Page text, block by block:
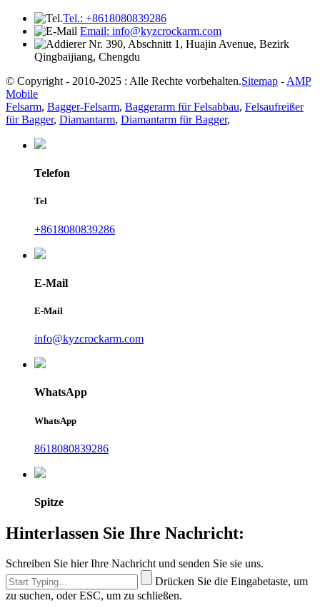
Tel.: +8618080839286
Email: info@kyzcrockarm.com
Nr. 390, Abschnitt 1, Huajin Avenue, Bezirk
Qingbaijiang, Chengdu
© Copyright - 2010-2025 : Alle Rechte vorbehalten.Sitemap - AMP
Mobile
Felsarm, Bagger-Felsarm, Baggerarm für Felsabbau, Felsaufreißer
für Bagger, Diamantarm, Diamantarm für Bagger,
Telefon
Tel
+8618080839286
E-Mail
E-Mail
info@kyzcrockarm.com
WhatsApp
WhatsApp
8618080839286
Spitze
Hinterlassen Sie Ihre Nachricht:
Schreiben Sie hier Ihre Nachricht und senden Sie sie uns.
Drücken Sie die Eingabetaste, um
zu suchen, oder ESC, um zu schließen.